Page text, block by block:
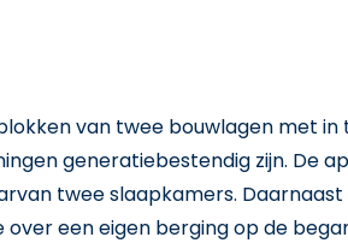
van twee bouwlagen met
generatiebestendig zijn. De
twee slaapkamers.
een eigen berging op de